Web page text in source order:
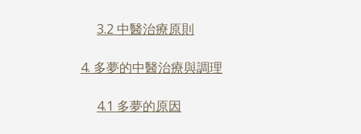
3.2 中醫治療原則
4. 多夢的中醫治療與調理
4.1 多夢的原因